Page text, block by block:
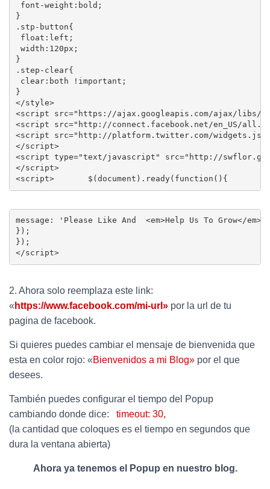
font-weight:bold;
}
.stp-button{
float:left;
width:120px;
}
.step-clear{
clear:both !important;
}
</style>
<script src="https://ajax.googleapis.com/ajax/libs/
<script src="http://connect.facebook.net/en_US/
<script src="http://platform.twitter.com/widgets.js"
</script>
<script type="text/javascript" src="http://
</script>
<script>
message: 'Please Like And  <em>Help Us To
});
});
</script>
2. Ahora solo reemplaza este link:
« https://www.facebook.com/mi-url» por la url de tu
pagina de facebook.
Si quieres puedes cambiar el mensaje de bienvenida que
esta en color rojo: «Bienvenidos a mi Blog» por el que
desees.
También puedes configurar el tiempo del Popup
cambiando donde dice:
timeout: 30,
(la cantidad que coloques es el tiempo en segundos que
dura la ventana abierta)
Ahora ya tenemos el Popup en nuestro blog.